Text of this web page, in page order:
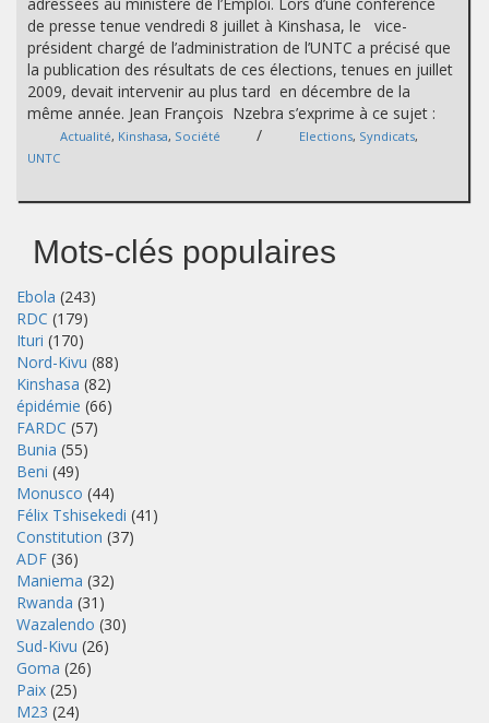
de presse tenue vendredi 8 juillet à Kinshasa, le vice-
président chargé de l’administration de l’UNTC a précisé que
la publication des résultats de ces élections, tenues en juillet
2009, devait intervenir au plus tard en décembre de la
même année. Jean François Nzebra s’exprime à ce sujet :
Actualité, Kinshasa, Société / Elections, Syndicats,
UNTC
Mots-clés populaires
Ebola (243)
RDC (179)
Ituri (170)
Nord-Kivu (88)
Kinshasa (82)
épidémie (66)
FARDC (57)
Bunia (55)
Beni (49)
Monusco (44)
Félix Tshisekedi (41)
Constitution (37)
ADF (36)
Maniema (32)
Rwanda (31)
Wazalendo (30)
Sud-Kivu (26)
Goma (26)
Paix (25)
M23 (24)